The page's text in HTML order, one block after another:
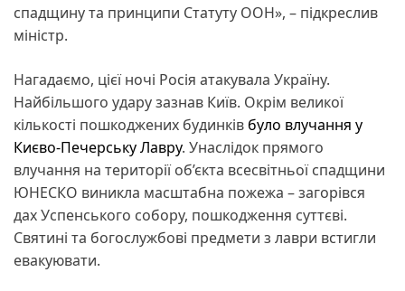
спадщину та принципи Статуту ООН», – підкреслив
міністр.
Нагадаємо, цієї ночі Росія атакувала Україну.
Найбільшого удару зазнав Київ. Окрім великої
кількості пошкоджених будинків було влучання у
Києво-Печерську Лавру. Унаслідок прямого
влучання на території об’єкта всесвітньої спадщини
ЮНЕСКО виникла масштабна пожежа – загорівся
дах Успенського собору, пошкодження суттєві.
Святині та богослужбові предмети з лаври встигли
евакуювати.